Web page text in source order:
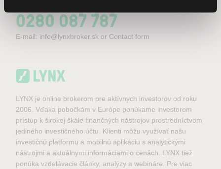
0280 087 787
E-mail: info@lynxbroker.sk or Contact form
LYNX je online brokerom pre aktívnych investorov od roku
2006. Vďaka pobočkám v Európe ponúkame investorom
prístup k širokej škále finančných nástrojov prostredníctvom
jediného investičného účtu. Klienti môžu využívať našu
investičnú platformu a mobilnú aplikáciu s analytickými
nástrojmi a aktuálnymi informáciami o cenách. LYNX tiež
ponúka vzdelávacie články, analýzy a webináre. Pre viac